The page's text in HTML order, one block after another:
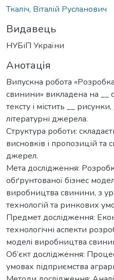
Ткаліч, Віталій Русланович
Видавець
НУБіП України
Анотація
Випускна робота
свинини» викладена на __
тексту і містить __
літературні джерела.
Структура роботи:
висновків і пропозицій та
джерел.
Мета дослідження:
обґрунтованої бізнес
виробництва свинини, з
технологій та ринкових
Предмет дослідження:
технологічні аспекти
моделі виробництва
Об’єкт дослідження:
умовах підприємства